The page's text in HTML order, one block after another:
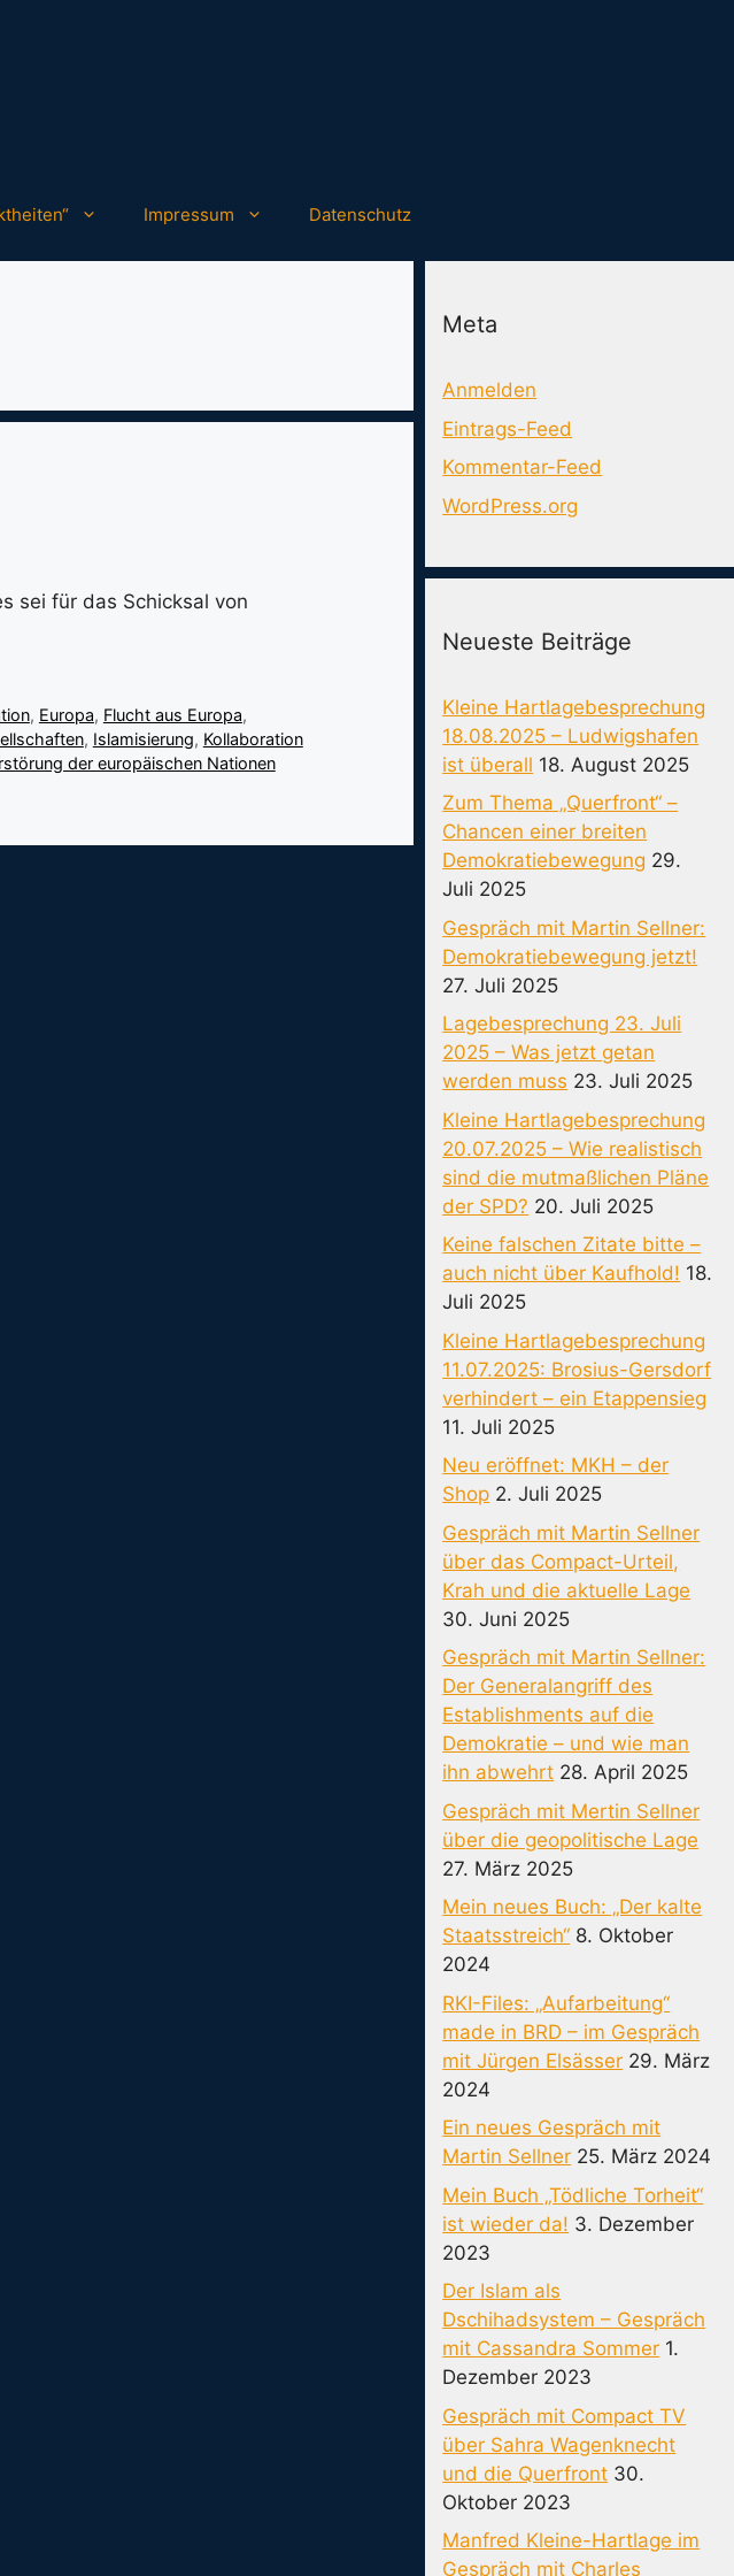
Impressum Datenschutz
sei für das Schicksal von
, Europa, Flucht aus Europa,
, Islamisierung, Kollaboration
der europäischen Nationen
Meta
Anmelden
Eintrags-Feed
Kommentar-Feed
WordPress.org
Neueste Beiträge
Kleine Hartlagebesprechung
18.08.2025 – Ludwigshafen
ist überall 18. August 2025
Zum Thema „Querfront“ –
Chancen einer breiten
Demokratiebewegung 29.
Juli 2025
Gespräch mit Martin Sellner:
Demokratiebewegung jetzt!
27. Juli 2025
Lagebesprechung 23. Juli
2025 – Was jetzt getan
werden muss 23. Juli 2025
Kleine Hartlagebesprechung
20.07.2025 – Wie realistisch
sind die mutmaßlichen Pläne
der SPD? 20. Juli 2025
Keine falschen Zitate bitte –
auch nicht über Kaufhold! 18.
Juli 2025
Kleine Hartlagebesprechung
11.07.2025: Brosius-Gersdorf
verhindert – ein Etappensieg
11. Juli 2025
Neu eröffnet: MKH – der
Shop 2. Juli 2025
Gespräch mit Martin Sellner
über das Compact-Urteil,
Krah und die aktuelle Lage
30. Juni 2025
Gespräch mit Martin Sellner:
Der Generalangriff des
Establishments auf die
Demokratie – und wie man
ihn abwehrt 28. April 2025
Gespräch mit Mertin Sellner
über die geopolitische Lage
27. März 2025
Mein neues Buch: „Der kalte
Staatsstreich“ 8. Oktober
2024
RKI-Files: „Aufarbeitung“
made in BRD – im Gespräch
mit Jürgen Elsässer 29. März
2024
Ein neues Gespräch mit
Martin Sellner 25. März 2024
Mein Buch „Tödliche Torheit“
ist wieder da! 3. Dezember
2023
Der Islam als
Dschihadsystem – Gespräch
mit Cassandra Sommer 1.
Dezember 2023
Gespräch mit Compact TV
über Sahra Wagenknecht
und die Querfront 30.
Oktober 2023
Manfred Kleine-Hartlage im
Gespräch mit Charles